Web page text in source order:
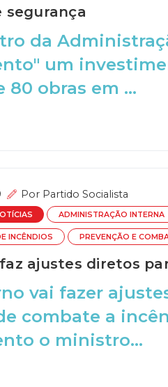
segurança
da
um
80 obras em ...
Por Partido Socialista
ADMINISTRAÇÃO INTERNA
INCÊNDIOS PREVENÇÃO E
ajustes diretos
vai fazer
combate a
o ministro...